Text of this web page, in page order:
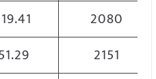
2080
2151